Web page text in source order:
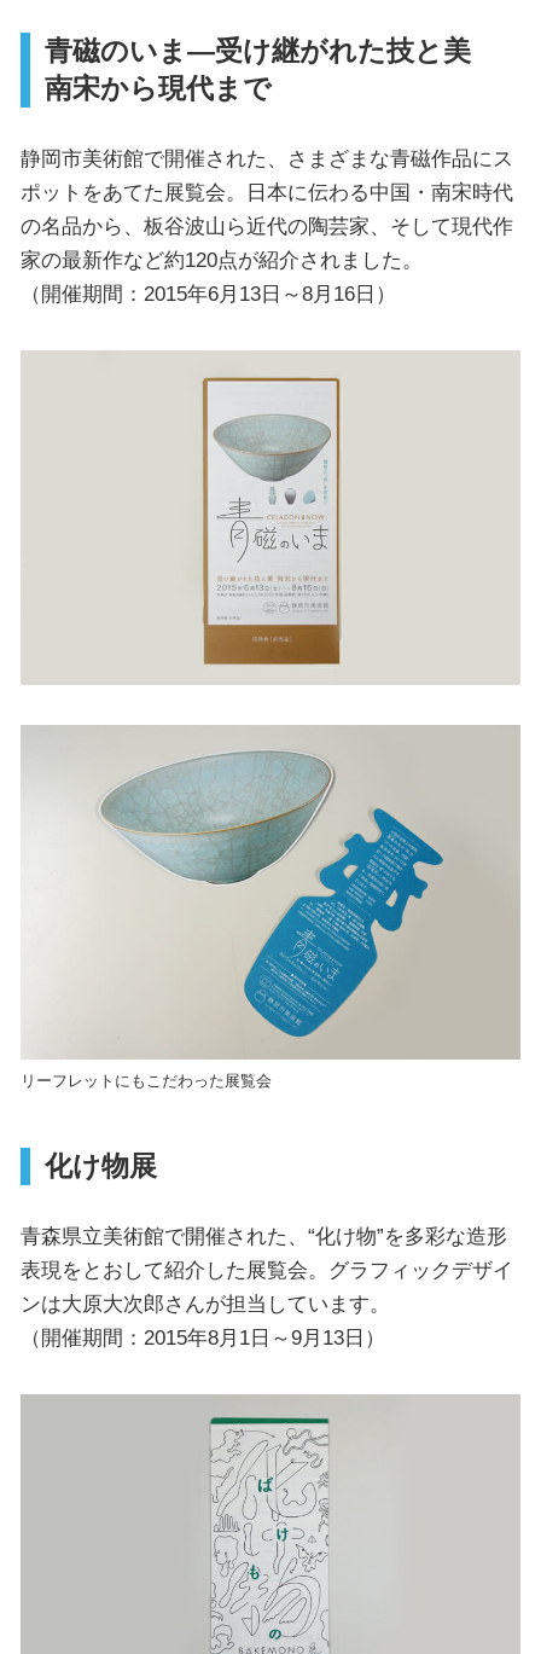
青磁のいま―受け継がれた技と美
南宋から現代まで
静岡市美術館で開催された、さまざまな青磁作品にス
ポットをあてた展覧会。日本に伝わる中国・南宋時代
の名品から、板谷波山ら近代の陶芸家、そして現代作
家の最新作など約120点が紹介されました。
（開催期間：2015年6月13日～8月16日）
リーフレットにもこだわった展覧会
化け物展
青森県立美術館で開催された、“化け物”を多彩な造形
表現をとおして紹介した展覧会。グラフィックデザイ
ンは大原大次郎さんが担当しています。
（開催期間：2015年8月1日～9月13日）